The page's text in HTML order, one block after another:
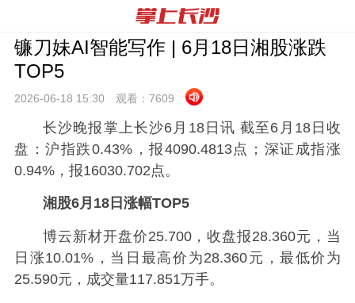
镰刀妹AI智能写作 | 6月18日湘股涨跌
TOP5
2026-06-18 15:30 观看： 7609
长沙晚报掌上长沙6月18日讯 截至6月18日收
盘：沪指跌0.43%，报4090.4813点；深证成指涨
0.94%，报16030.702点。
湘股6月18日涨幅TOP5
博云新材开盘价25.700，收盘报28.360元，当
日涨10.01%，当日最高价为28.360元，最低价为
25.590元，成交量117.851万手。